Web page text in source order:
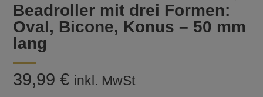
Beadroller mit drei Formen:
Oval, Bicone, Konus – 50 mm
lang
39,99€ inkl. MwSt